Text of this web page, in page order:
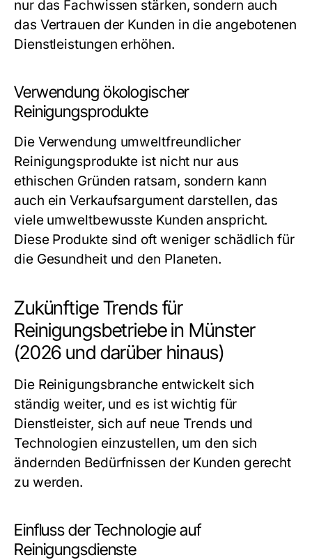
nur das Fachwissen stärken, sondern auch
das Vertrauen der Kunden in die angebotenen
Dienstleistungen erhöhen.
Verwendung ökologischer
Reinigungsprodukte
Die Verwendung umweltfreundlicher
Reinigungsprodukte ist nicht nur aus
ethischen Gründen ratsam, sondern kann
auch ein Verkaufsargument darstellen, das
viele umweltbewusste Kunden anspricht.
Diese Produkte sind oft weniger schädlich für
die Gesundheit und den Planeten.
Zukünftige Trends für
Reinigungsbetriebe in Münster
(2026 und darüber hinaus)
Die Reinigungsbranche entwickelt sich
ständig weiter, und es ist wichtig für
Dienstleister, sich auf neue Trends und
Technologien einzustellen, um den sich
ändernden Bedürfnissen der Kunden gerecht
zu werden.
Einfluss der Technologie auf
Reinigungsdienste